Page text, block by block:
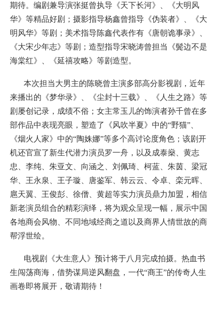
期待。编剧兼导演张挺曾执导《天下长河》、《大明风
华》等精品好剧；摄影指导杨鑫曾指导《伪装者》、《大
明风华》等剧；美术指导陈鑫代表作有《唐朝诡事录》、
《大宋少年志》等剧；造型指导宋晓涛曾担当《鬓边不是
海棠红》、《延禧攻略》等剧造型。
本次担当大男主的陈晓曾主演多部高分影视剧，近年
来播出的《梦华录》、《尘封十三载》、《人生之路》等
剧屡创记录，成绩不俗；女主常玉儿的饰演者孙千曾在多
部作品中表现亮眼，塑造了《风吹半夏》中的“野猫”、
《烟火人家》中的“陶姝娜”等多个高讨论度角色；该剧开
机还官宣了新生代潜力演员罗一舟，以及成泰燊、黄志
忠、李纯、朱亚文、向涵之、刘佩琦、柯蓝、朱茵、梁冠
华、王永泉、王子璇、唐鉴军、韩云云、令卓、栾元晖、
扈天翼、王俊彭、徐僧、黄超等实力演员鼎力加盟，相信
新老演员组合的精彩演绎，将为观众呈现一幅，展示中国
各地商会风物、不同地域经商之道以及商界人情世故的商
帮浮世绘。
电视剧《大生意人》预计将于八月完成拍摄。热血书
生闯荡商海，借势谋局逆风翻盘，一代“商王”的传奇人生
画卷即将展开，敬请期待！